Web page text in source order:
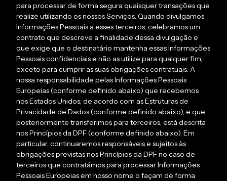
para processar de forma segura quaisquer transações que
realize utilizando os nossos Serviços. Quando divulgamos
Informações Pessoais a esses terceiros, celebramos um
contrato que descreve a finalidade dessa divulgação e
que exige que o destinatário mantenha essas Informações
Pessoais confidenciais e não as utilize para qualquer fim,
exceto para cumprir as suas obrigações contratuais. A
nossa responsabilidade pelas Informações Pessoais
Europeias (conforme definido abaixo) que recebemos
nos Estados Unidos, de acordo com as Estruturas de
Privacidade de Dados (conforme definido abaixo), e que
posteriormente transferimos para terceiros, está descrita
nos Princípios da DPF (conforme definido abaixo). Em
particular, continuaremos responsáveis ​​e sujeitos às
obrigações previstas nos Princípios da DPF no caso de
terceiros que contratámos para processar Informações
Pessoais Europeias em nosso nome o façam de forma